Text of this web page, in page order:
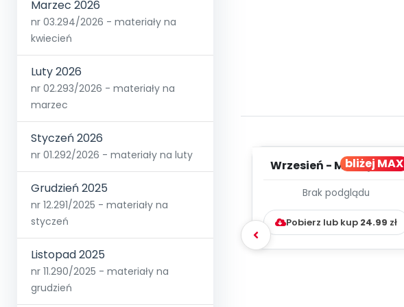
Marzec 2026
nr 03.294/2026 - materiały na
kwiecień
Luty 2026
nr 02.293/2026 - materiały na
marzec
Styczeń 2026
nr 01.292/2026 - materiały na luty
Grudzień 2025
nr 12.291/2025 - materiały na
styczeń
Listopad 2025
nr 11.290/2025 - materiały na
grudzień
bliżej MAX
Wrzesień - MIESIĘCZNY
WYCHOWAWCZO –
DYDAKTYC...
Brak podglądu
Pobierz lub kup 24.99 zł